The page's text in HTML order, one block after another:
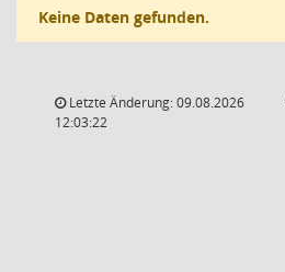
Keine Daten gefunden.
Letzte Änderung: 09.08.2026
12:03:22